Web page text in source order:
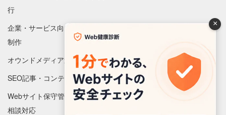
×
行
企業・サービス向け Webサイト
制作
オウンドメディア運営代行
SEO記事・コンテンツ制作
Webサイト保守管理 監視/更新/
相談対応